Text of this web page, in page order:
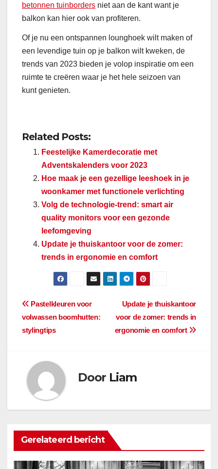
betonnen tuinborders niet aan de kant want je
balkon kan hier ook van profiteren.
Of je nu een ontspannen lounghoek wilt maken of
een levendige tuin op je balkon wilt kweken, de
trends van 2023 bieden je volop inspiratie om een
ruimte te creëren waar je het hele seizoen van
kunt genieten.
Related Posts:
Feestelijke Kamerdecoratie met
Adventskalenders voor 2023
Hoe maak je een gezellige leeshoek in je
woonkamer met functionele verlichting
Volg de technologie-trend: smart air
quality monitors voor een gezonde
leefomgeving
Update je thuiskantoor voor de zomer:
trends in ergonomie en comfort
BerichtnavigatieUpdate je thuiskantoor
voor de zomer: trends in
ergonomie en comfort
Pastelkleuren voor
volwassen boomhutten:
stylingtips
Door Liam
Gerelateerd bericht